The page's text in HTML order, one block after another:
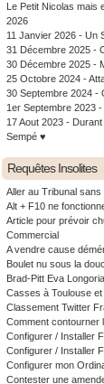
Le Petit Nicolas mais
2026
11 Janvier 2026 - Un
31 Décembre 2025 -
30 Décembre 2025 -
25 Octobre 2024 -
30 Septembre 2024 -
1er Septembre 2023
17 Aout 2023 -
Sempé ♥️
Requêtes Insolites
Aller au Tribunal
Alt + F10 ne
Article pour prévoir
Commercial
A vendre cause
Boulet nu sous la
Brad-Pitt Eva
Casses à Toulouse
Classement Twitter
Comment contourner
Configurer / Installer
Configurer / Installer
Configurer mon
Contester une